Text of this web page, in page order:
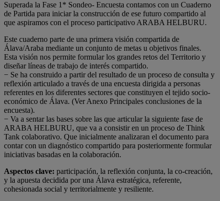
Superada la Fase 1* Sondeo- Encuesta contamos con un Cuaderno
de Partida para iniciar la construcción de ese futuro compartido al
que aspiramos con el proceso participativo ARABA HELBURU.
Este cuaderno parte de una primera visión compartida de
Álava/Araba mediante un conjunto de metas u objetivos finales.
Esta visión nos permite formular los grandes retos del Territorio y
diseñar líneas de trabajo de interés compartido.
− Se ha construido a partir del resultado de un proceso de consulta y
reflexión articulado a través de una encuesta dirigida a personas
referentes en los diferentes sectores que constituyen el tejido socio-
económico de Álava. (Ver Anexo Principales conclusiones de la
encuesta).
− Va a sentar las bases sobre las que articular la siguiente fase de
ARABA HELBURU, que va a consistir en un proceso de Think
Tank colaborativo. Que inicialmente analizaran el documento para
contar con un diagnóstico compartido para posteriormente formular
iniciativas basadas en la colaboración.
Aspectos clave: participación, la reflexión conjunta, la co-creación,
y la apuesta decidida por una Álava estratégica, referente,
cohesionada social y territorialmente y resiliente.